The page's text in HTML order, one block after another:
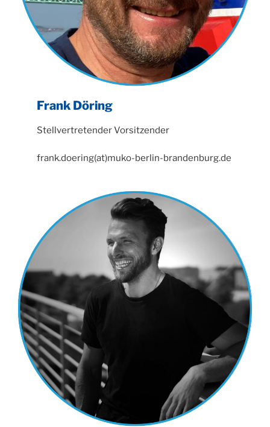
Frank Döring
Stellvertretender Vorsitzender
frank.doering(at)muko-berlin-brandenburg.de